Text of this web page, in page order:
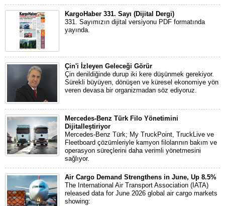
KargoHaber 331. Sayı (Dijital Dergi)
331. Sayımızın dijital versiyonu PDF formatında
yayında.
Çin'i İzleyen Geleceği Görür
Çin denildiğinde durup iki kere düşünmek gerekiyor.
Sürekli büyüyen, dönüşen ve küresel ekonomiye yön
veren devasa bir organizmadan söz ediyoruz.
Mercedes-Benz Türk Filo Yönetimini
Dijitalleştiriyor
Mercedes-Benz Türk; My TruckPoint, TruckLive ve
Fleetboard çözümleriyle kamyon filolarının bakım ve
operasyon süreçlerini daha verimli yönetmesini
sağlıyor.
Air Cargo Demand Strengthens in June, Up 8.5%
The International Air Transport Association (IATA)
released data for June 2026 global air cargo markets
showing: